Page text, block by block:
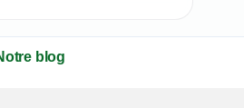
blog